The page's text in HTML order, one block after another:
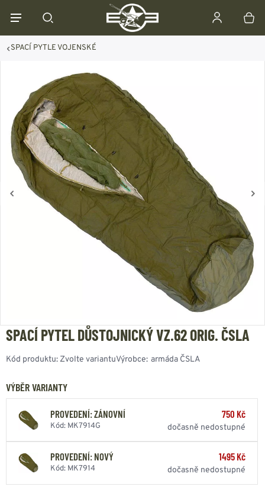
SPACÍ PYTLE VOJENSKÉ
SPACÍ PYTEL DŮSTOJNICKÝ VZ.62 ORIG. ČSLA
Kód produktu: Zvolte variantuVýrobce: armáda ČSLA
VÝBĚR VARIANTY
PROVEDENÍ: ZÁNOVNÍ
Kód: MK7914G
750 Kč
dočasně nedostupné
PROVEDENÍ: NOVÝ
Kód: MK7914
1495 Kč
dočasně nedostupné